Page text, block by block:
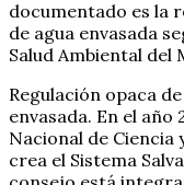
documentado es la
de agua envasada
Salud Ambiental del
Regulación opaca
envasada. En el año
Nacional de Ciencia
crea el Sistema